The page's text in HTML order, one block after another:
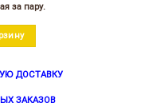
за пару.
Этон РФ
ДОСТАВКУ
ЗАКАЗОВ